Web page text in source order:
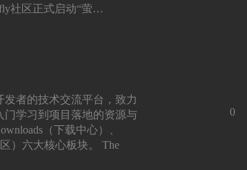
社区正式启动“萤…
发者的技术交流平台，致力
学习到项目落地的资源与
（下载中心）、
）六大核心板块。 The
0